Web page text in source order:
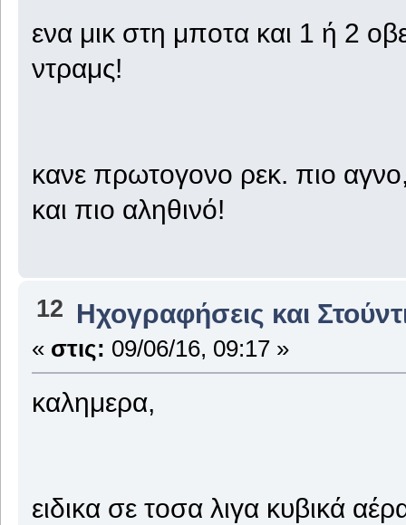
ενα μικ στη μποτα και 1 ή 2
ντραμς!
κανε πρωτογονο ρεκ. πιο
και πιο αληθινό!
12 Ηχογραφήσεις και
« στις: 09/06/16, 09:17 »
καλημερα,
ειδικα σε τοσα λιγα κυβικά